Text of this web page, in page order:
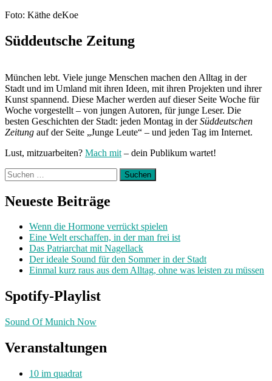
Foto: Käthe deKoe
Süddeutsche Zeitung
München lebt. Viele junge Menschen machen den Alltag in der
Stadt und im Umland mit ihren Ideen, mit ihren Projekten und ihrer
Kunst spannend. Diese Macher werden auf dieser Seite Woche für
Woche vorgestellt – von jungen Autoren, für junge Leser. Die
besten Geschichten der Stadt: jeden Montag in derSüddeutschen
Zeitung auf der Seite „Junge Leute“ – und jeden Tag im Internet.
Lust, mitzuarbeiten? Mach mit – dein Publikum wartet!
Suchen
nach:
Neueste Beiträge
Wenn die Hormone verrückt spielen
Eine Welt erschaffen, in der man frei ist
Das Patriarchat mit Nagellack
Der ideale Sound für den Sommer in der Stadt
Einmal kurz raus aus dem Alltag, ohne was leisten zu müssen
Spotify-Playlist
Sound Of Munich Now
Veranstaltungen
10 im quadrat